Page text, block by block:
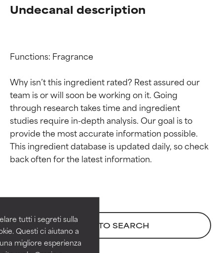
tutti i segreti sulla
Questi ci aiutano a
migliore esperienza
Undecanal description
Functions: Fragrance
Why isn’t this ingredient rated? Rest assured our
team is or will soon be working on it. Going
through research takes time and ingredient
studies require in-depth analysis. Our goal is to
provide the most accurate information possible.
This ingredient database is updated daily, so check
BACK TO SEARCH
Valutazione degli
Comprovati e sostenuti da studi
indipendenti. Ingrediente attivo
eccezionale per la maggior
parte dei tipi di pelle o dei
Valutazione degli
Comprovati e sostenuti da studi
indipendenti. Ingrediente attivo
eccezionale per la maggior
parte dei tipi di pelle o dei